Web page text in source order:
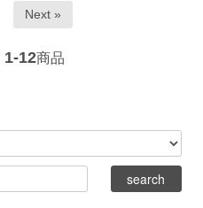
Next »
1-12商品